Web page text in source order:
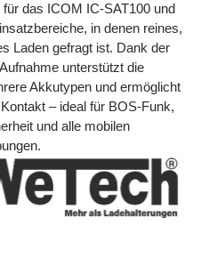
für das ICOM IC-SAT100 und
in denen reines,
Laden gefragt ist. Dank der
unterstützt die
Akkutypen und ermöglicht
– ideal für BOS-Funk,
und alle mobilen